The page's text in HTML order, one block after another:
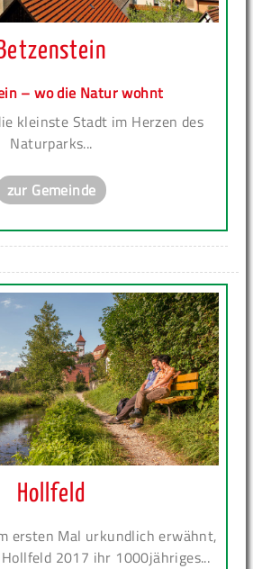
Betzenstein
– wo die Natur wohnt
kleinste Stadt im Herzen des
Naturparks...
zur Gemeinde
Hollfeld
ersten Mal urkundlich erwähnt,
2017 ihr 1000jähriges...